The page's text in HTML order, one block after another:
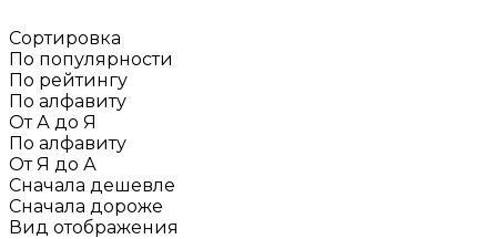
Сортировка
По популярности
По рейтингу
По алфавиту
От А до Я
По алфавиту
От Я до А
Сначала дешевле
Сначала дороже
Вид отображения